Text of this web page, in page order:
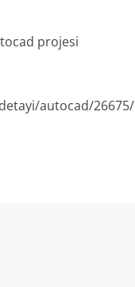
projesi
autocad/26675/